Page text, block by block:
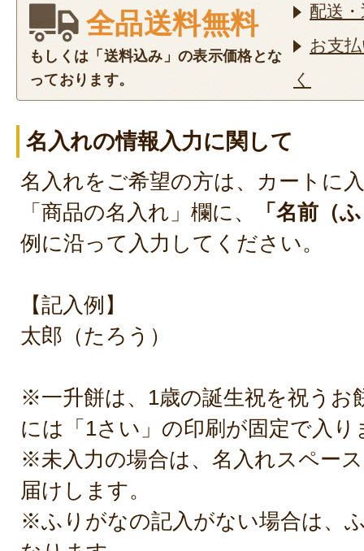
一升餅がお誕生日に間に合い、
こと、私どもも安心いたしまし
是非、ご友人様にもオススメし
ます。
この度のご注文まことにありが
た。
2023年12月
息子の1歳の誕生日に購入しました
取りカードも付いていてとても良
ていませんが、老舗餅菓子屋さん
のが楽しみです。
また機会があったらお願いします
2023年11月18
この度はご購入ありがとうござ
全品送料無料
もしくは「送料込み」の表示価格とな
っております。
配送
お支
く
名入れの情報入力に関して
名入れをご希望の方は、カートに
「商品の名入れ」欄に、
「名前（
例に沿って入力してください。
【記入例】
太郎（たろう）
※一升餅は、1歳の誕生祝を祝うお
には「1さい」の印刷が固定で入り
※未入力の場合は、名入れスペー
届けします。
※ふりがなの記入がない場合は、